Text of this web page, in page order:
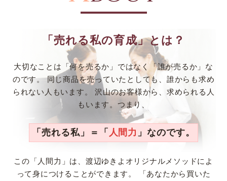
「売れる私の育成」とは？
大切なことは「何を売るか」ではなく「誰が売るか」な
のです。同じ商品を売っていたとしても、誰からも求め
られない人もいます。
沢山のお客様から、求められる人
もいます。つまり、
「売れる私」＝「 人間力 」なのです。
この「人間力」は、渡辺ゆきよオリジナルメソッドによ
って身につけることができます。
「あなたから買いた